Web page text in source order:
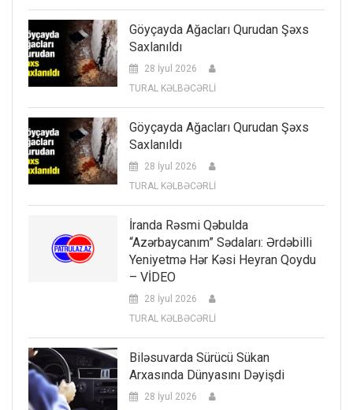
Göyçayda Ağacları Qurudan Şəxs
Saxlanıldı
28 İyul 2026
TURAL KƏLBƏCƏRLİ
Göyçayda Ağacları Qurudan Şəxs
Saxlanıldı
28 İyul 2026
TURAL KƏLBƏCƏRLİ
İranda Rəsmi Qəbulda
“Azərbaycanım” Sədaları: Ərdəbilli
Yeniyetmə Hər Kəsi Heyran Qoydu
– VİDEO
28 İyul 2026
TURAL KƏLBƏCƏRLİ
Biləsuvarda Sürücü Sükan
Arxasında Dünyasını Dəyişdi
28 İyul 2026